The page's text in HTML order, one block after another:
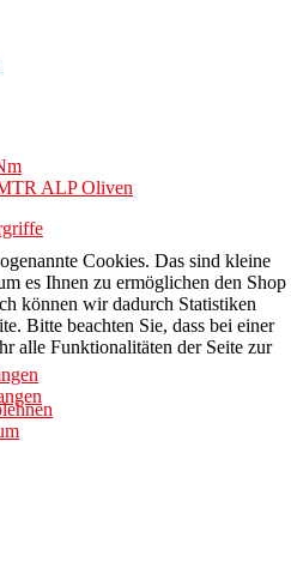
ALP Oliven
Cookies. Das sind kleine
es Ihnen zu ermöglichen den Shop
können wir dadurch Statistiken
Bitte beachten Sie, dass bei einer
alle Funktionalitäten der Seite zur